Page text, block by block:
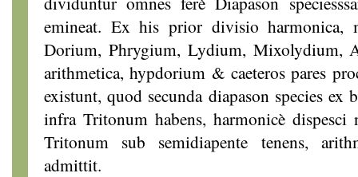
emineat. Ex his prior divisio harmonica,
Dorium, Phrygium, Lydium, Mixolydium,
arithmetica, hypdorium & caeteros pares
existunt, quod secunda diapason species
infra Tritonum habens, harmonicè
Tritonum sub semidiapente tenens,
admittit.